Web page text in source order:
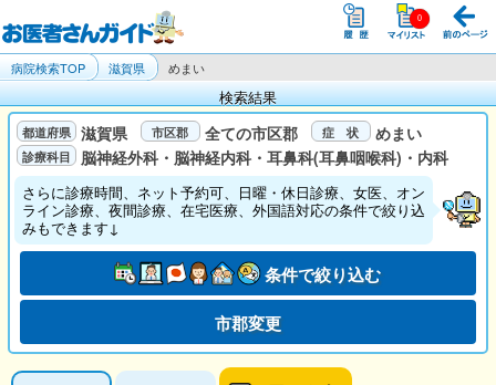
病院検索TOP 滋賀県 めまい
検索結果
滋賀県 全ての市区郡
めまい
脳神経外科・脳神経内科・耳鼻科(耳鼻咽喉科)・内科
さらに診療時間、ネット予約可、日曜・休日診療、女医、オン
ライン診療、夜間診療、在宅医療、外国語対応の条件で絞り込
みもできます↓
条件で絞り込む
市郡変更